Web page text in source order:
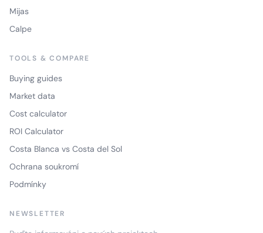
Mijas
Calpe
TOOLS & COMPARE
Buying guides
Market data
Cost calculator
ROI Calculator
Costa Blanca vs Costa del Sol
Ochrana soukromí
Podmínky
NEWSLETTER